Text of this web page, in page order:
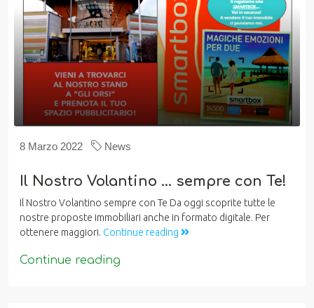
8 Marzo 2022 News
Il Nostro Volantino … sempre con Te!
Il Nostro Volantino sempre con Te Da oggi scoprite tutte le
nostre proposte immobiliari anche in formato digitale. Per
ottenere maggiori. Continue reading
Continue reading